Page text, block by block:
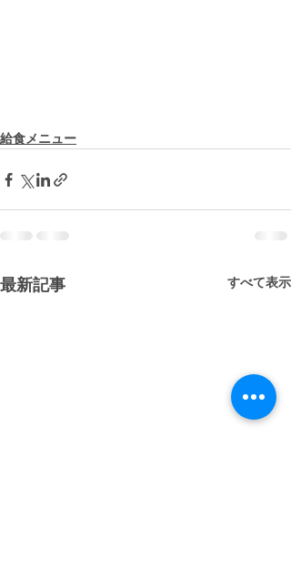
給食メニュー
最新記事 すべて表示